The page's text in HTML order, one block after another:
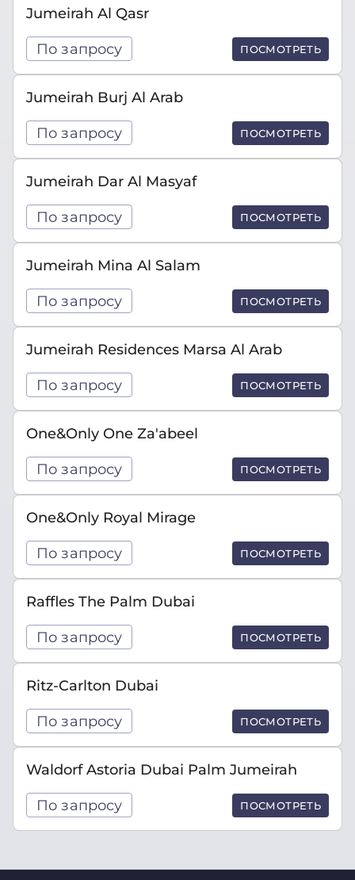
Jumeirah Al Qasr
По запросу ПОСМОТРЕТЬ
Jumeirah Burj Al Arab
По запросу ПОСМОТРЕТЬ
Jumeirah Dar Al Masyaf
По запросу ПОСМОТРЕТЬ
Jumeirah Mina Al Salam
По запросу ПОСМОТРЕТЬ
Jumeirah Residences Marsa Al Arab
По запросу ПОСМОТРЕТЬ
One&Only One Za'abeel
По запросу ПОСМОТРЕТЬ
One&Only Royal Mirage
По запросу ПОСМОТРЕТЬ
Raffles The Palm Dubai
По запросу ПОСМОТРЕТЬ
Ritz-Carlton Dubai
По запросу ПОСМОТРЕТЬ
Waldorf Astoria Dubai Palm Jumeirah
По запросу ПОСМОТРЕТЬ